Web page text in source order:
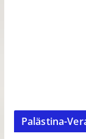
Palästina-